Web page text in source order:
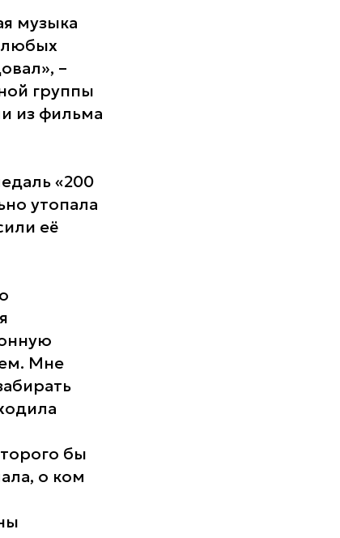
музыка
любых
–
группы
из фильма
«200
утопала
её
Мне
бы
о ком